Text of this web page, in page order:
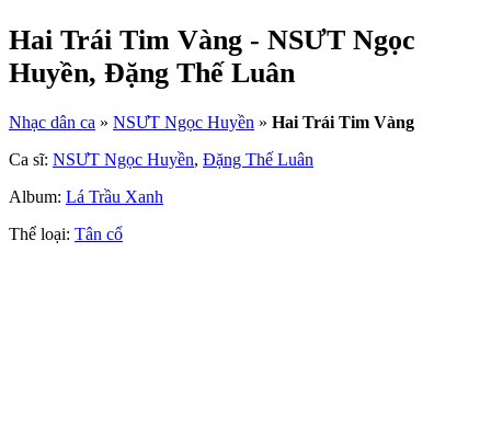
Hai Trái Tim Vàng - NSƯT Ngọc
Huyền, Đặng Thế Luân
Nhạc dân ca » NSƯT Ngọc Huyền » Hai Trái Tim Vàng
Ca sĩ: NSƯT Ngọc Huyền, Đặng Thế Luân
Album: Lá Trầu Xanh
Thể loại: Tân cổ